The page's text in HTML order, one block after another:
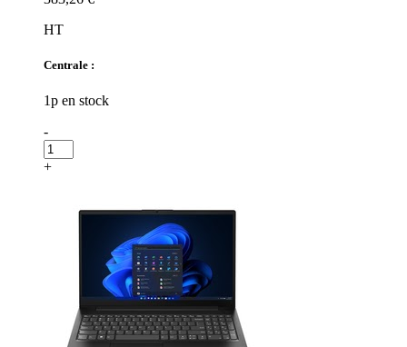
HT
Centrale :
1p en stock
-
+